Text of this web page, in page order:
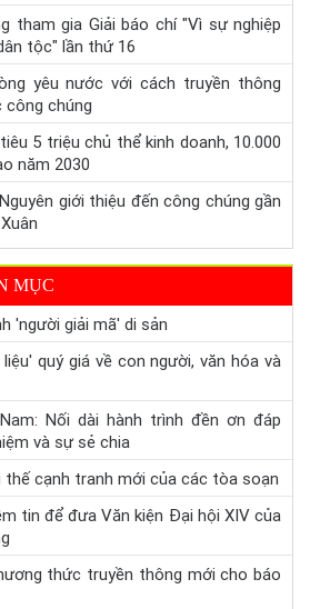
tham gia Giải báo chí "Vì sự nghiệp
tộc" lần thứ 16
yêu nước với cách truyền thông
công chúng
5 triệu chủ thể kinh doanh, 10.000
năm 2030
giới thiệu đến công chúng gần
MỤC
'người giải mã' di sản
quý giá về con người, văn hóa và
Nối dài hành trình đền ơn đáp
và sự sẻ chia
thế cạnh tranh mới của các tòa soạn
tin để đưa Văn kiện Đại hội XIV của
thức truyền thông mới cho báo